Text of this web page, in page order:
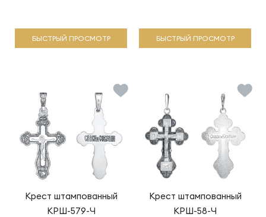
БЫСТРЫЙ ПРОСМОТР БЫСТРЫЙ ПРОСМОТР
Крест штампованный
КРШ-579-Ч
Крест штампованный
КРШ-58-Ч